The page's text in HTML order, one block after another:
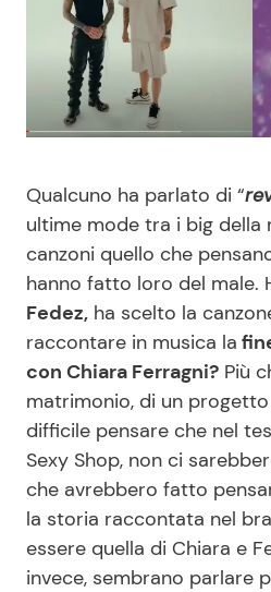
News Spettacolo
Benessere
Casa
Moda e Style
Mondo Mamma
News benessere
Salute
Viaggi e Turismo
Festività
Qualcuno ha parlato di “
ultime mode tra i big della
canzoni quello che
hanno fatto loro del male.
Fedez, ha scelto la
raccontare in musica la
con Chiara Ferragni? Più
matrimonio, di un
difficile pensare che nel
Sexy Shop, non ci
che avrebbero fatto
la storia raccontata nel
essere quella di Chiara e
invece, sembrano parlare